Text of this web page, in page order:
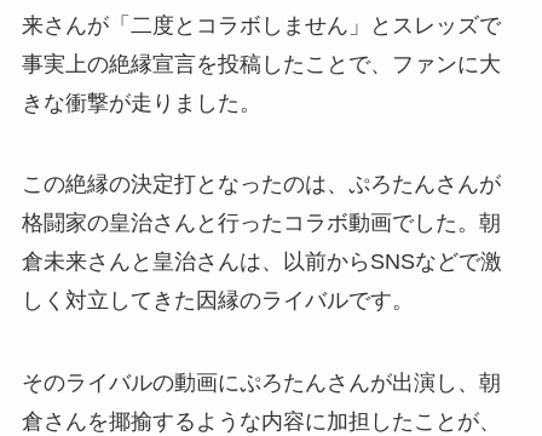
来さんが「二度とコラボしません」とスレッズで
事実上の絶縁宣言を投稿したことで、ファンに大
きな衝撃が走りました。
この絶縁の決定打となったのは、ぷろたんさんが
格闘家の皇治さんと行ったコラボ動画でした。朝
倉未来さんと皇治さんは、以前からSNSなどで激
しく対立してきた因縁のライバルです。
そのライバルの動画にぷろたんさんが出演し、朝
倉さんを揶揄するような内容に加担したことが、